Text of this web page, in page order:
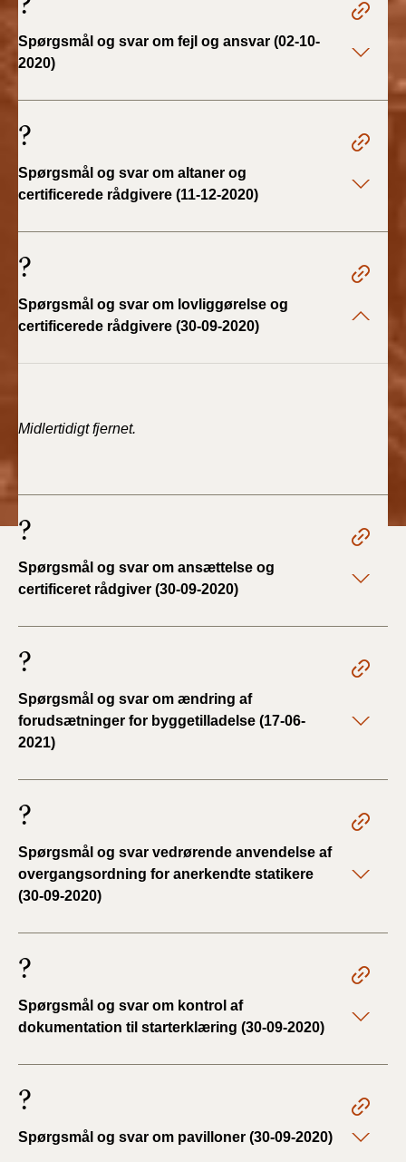
BR18 (1/1 - 30/6
BR18 (29/6 - 31/12
BR18 (1/1-29/6
2021)
BR18 (1/7-31/12
2020)
2019)
BR18 (1/1-30/6
2018)
2010)
Spørgsmål og svar om fejl og ansvar (02-10-
2020)
?
Spørgsmål og svar om altaner og
certificerede rådgivere (11-12-2020)
?
Spørgsmål og svar om lovliggørelse og
certificerede rådgivere (30-09-2020)
Midlertidigt fjernet.
?
Spørgsmål og svar om ansættelse og
certificeret rådgiver (30-09-2020)
?
Spørgsmål og svar om ændring af
forudsætninger for byggetilladelse (17-06-
2021)
?
Spørgsmål og svar vedrørende anvendelse af
overgangsordning for anerkendte statikere
(30-09-2020)
?
Spørgsmål og svar om kontrol af
dokumentation til starterklæring (30-09-2020)
?
Spørgsmål og svar om pavilloner (30-09-2020)